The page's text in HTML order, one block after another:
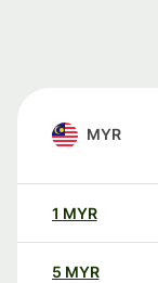
MYR
1 MYR
5 MYR